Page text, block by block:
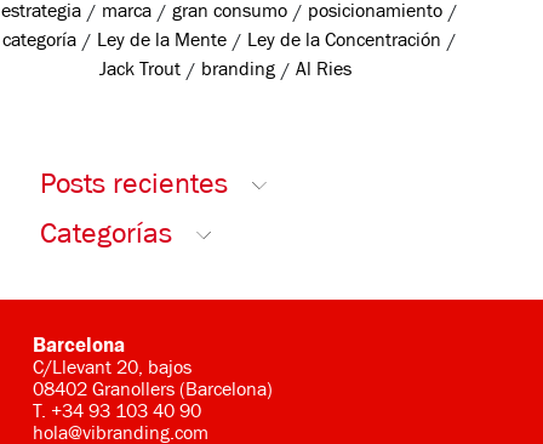
estrategia / marca / gran consumo / posicionamiento /
categoría / Ley de la Mente / Ley de la Concentración /
Jack Trout / branding / Al Ries
Posts recientes
Categorías
Barcelona
C/Llevant 20, bajos
08402 Granollers (Barcelona)
T. +34 93 103 40 90
hola@vibranding.com